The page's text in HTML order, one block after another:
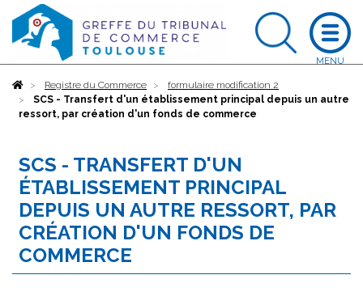
AccueilRegistre du Commerce
formulaire modification 2
SCS - Transfert d'un établissement principal depuis un autre
ressort, par création d'un fonds de commerce
SCS - TRANSFERT D'UN
ÉTABLISSEMENT PRINCIPAL
DEPUIS UN AUTRE RESSORT, PAR
CRÉATION D'UN FONDS DE
COMMERCE